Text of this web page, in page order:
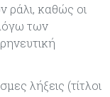
καθώς οι
των
λήξεις (τίτλοι